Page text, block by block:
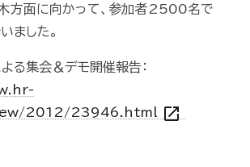
方面に向かって、参加者2500名で
ました。
る集会＆デモ開催報告：
2012/23946.html open_in_new